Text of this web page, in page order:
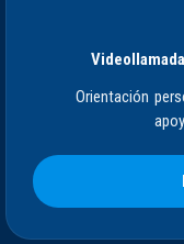
Orientación